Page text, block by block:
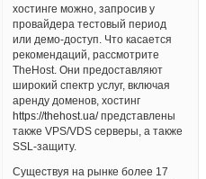
хостинге можно, запросив у
провайдера тестовый период
или демо-доступ. Что касается
рекомендаций, рассмотрите
TheHost. Они предоставляют
широкий спектр услуг, включая
аренду доменов, хостинг
https://thehost.ua/представлены
также VPS/VDS серверы, а также
SSL-защиту.
Существуя на рынке более 17